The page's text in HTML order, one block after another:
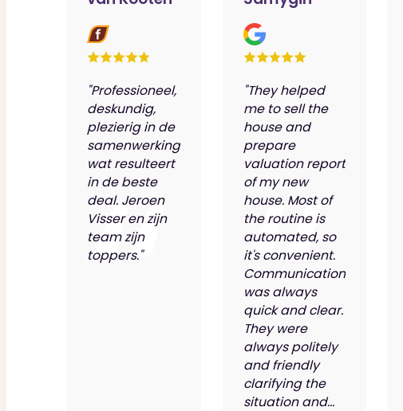
"Professioneel,
deskundig,
plezierig in de
samenwerking
wat resulteert
in de beste
deal. Jeroen
Visser en zijn
team zijn
toppers."
"They helped
me to sell the
house and
prepare
valuation report
of my new
house. Most of
the routine is
automated, so
it's convenient.
Communication
was always
quick and clear.
They were
always politely
and friendly
clarifying the
situation and...